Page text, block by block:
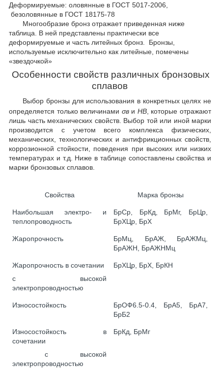
Деформируемые: оловянные в ГОСТ 5017-2006,
безоловянные в ГОСТ 18175-78
Многообразие бронз отражает приведенная ниже
таблица. В ней представлены практически все
деформируемые и часть литейных бронз. Бронзы,
используемые исключительно как литейные, помечены
«звездочкой»
Особенности свойств различных бронзовых
сплавов
Выбор бронзы для использования в конкретных целях не
определяется только величинами σви НВ, которые отражают
лишь часть механических свойств. Выбор той или иной марки
производится с учетом всего комплекса физических,
механических, технологических и антифрикционных свойств,
коррозионной стойкости, поведения при высоких или низких
температурах и т.д. Ниже в таблице сопоставлены свойства и
марки бронзовых сплавов.
Свойства Марка бронзы
Наибольшая электро- и
теплопроводность
БрСр, БрКд, БрМг, БрЦр,
БрХЦр, БрХ
Жаропрочность
БрМц, БрАЖ, БрАЖМц,
БрАЖН, БрАЖНМц
Жаропрочность в сочетании
с высокой
электропроводностью
БрХЦр, БрХ, БрКН
Износостойкость
БрОФ6.5-0.4, БрА5, БрА7,
БрБ2
Износостойкость в
сочетании
с высокой
электропроводностью
БрКд, БрМг